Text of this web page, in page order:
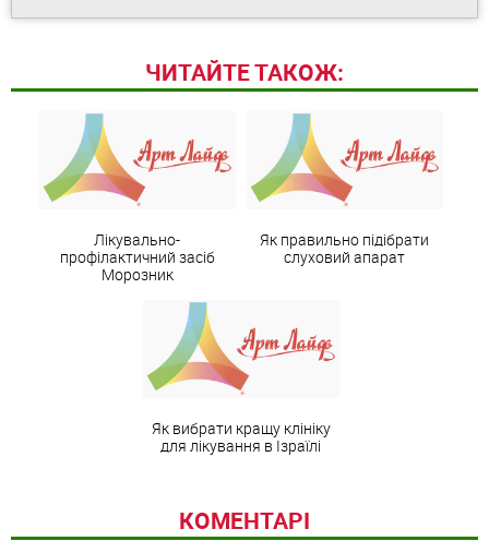
ЧИТАЙТЕ ТАКОЖ:
Лікувально-
профілактичний засіб
Морозник
Як правильно підібрати
слуховий апарат
Як вибрати кращу клініку
для лікування в Ізраїлі
КОМЕНТАРІ